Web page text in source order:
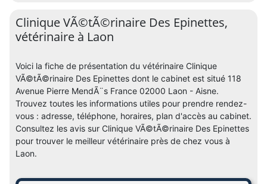
Clinique VÃ©tÃ©rinaire Des Epinettes,
vétérinaire à Laon
Voici la fiche de présentation du vétérinaire Clinique
VÃ©tÃ©rinaire Des Epinettes dont le cabinet est situé 118
Avenue Pierre MendÃ¨s France 02000 Laon - Aisne.
Trouvez toutes les informations utiles pour prendre rendez-
vous : adresse, téléphone, horaires, plan d'accès au cabinet.
Consultez les avis sur Clinique VÃ©tÃ©rinaire Des Epinettes
pour trouver le meilleur vétérinaire près de chez vous à
Laon.